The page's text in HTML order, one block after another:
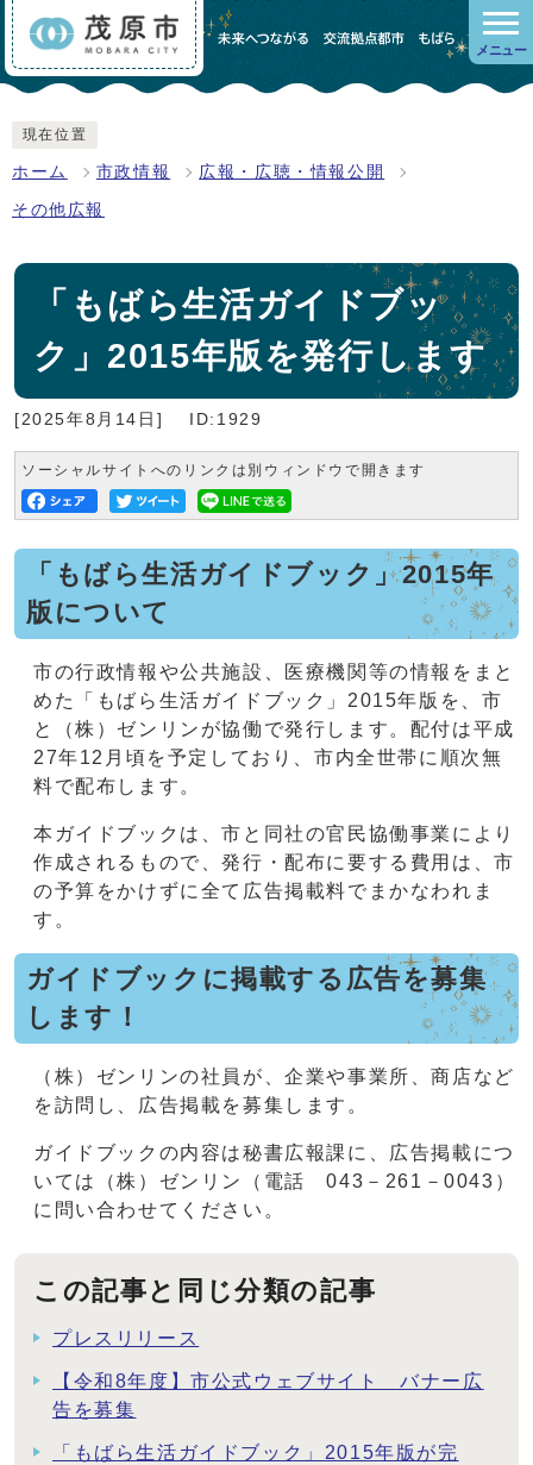
メニュー
現在位置
ホーム 市政情報 広報・広聴・情報公開
その他広報
「もばら生活ガイドブッ
ク」2015年版を発行します
[2025年8月14日] ID:1929
ソーシャルサイトへのリンクは別ウィンドウで開きます
「もばら生活ガイドブック」2015年
版について
市の行政情報や公共施設、医療機関等の情報をまと
めた「もばら生活ガイドブック」2015年版を、市
と（株）ゼンリンが協働で発行します。配付は平成
27年12月頃を予定しており、市内全世帯に順次無
料で配布します。
本ガイドブックは、市と同社の官民協働事業により
作成されるもので、発行・配布に要する費用は、市
の予算をかけずに全て広告掲載料でまかなわれま
す。
ガイドブックに掲載する広告を募集
します！
（株）ゼンリンの社員が、企業や事業所、商店など
を訪問し、広告掲載を募集します。
ガイドブックの内容は秘書広報課に、広告掲載につ
いては（株）ゼンリン（電話 043－261－0043）
に問い合わせてください。
この記事と同じ分類の記事
プレスリリース
【令和8年度】市公式ウェブサイト バナー広
告を募集
「もばら生活ガイドブック」2015年版が完